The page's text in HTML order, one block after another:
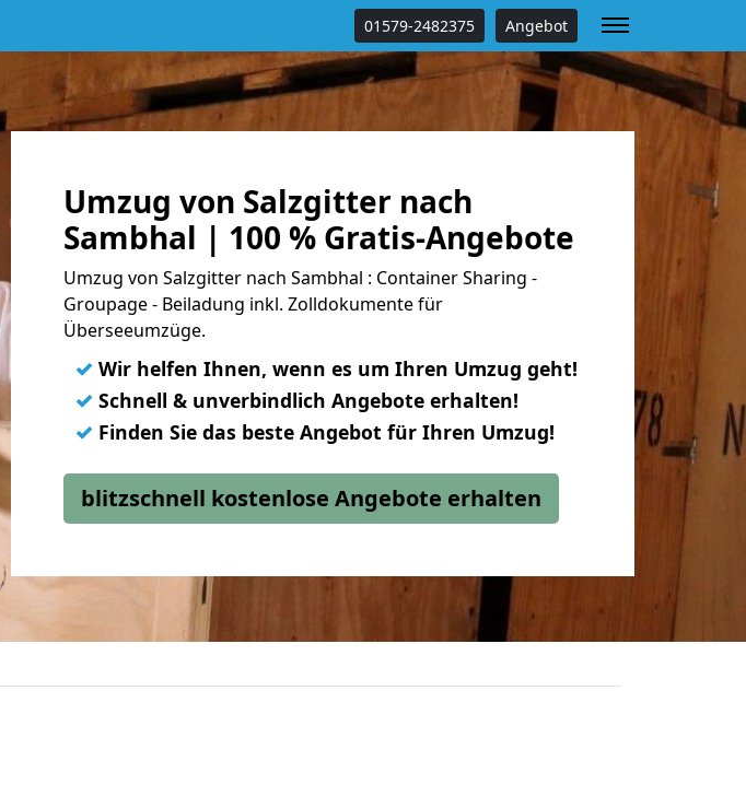
01579-2482375 Angebot
Umzug von Salzgitter nach
Sambhal | 100 % Gratis-Angebote
Umzug von Salzgitter nach Sambhal : Container Sharing -
Groupage - Beiladung inkl. Zolldokumente für
Überseeumzüge.
✓ Wir helfen Ihnen, wenn es um Ihren Umzug geht!
✓ Schnell & unverbindlich Angebote erhalten!
✓ Finden Sie das beste Angebot für Ihren Umzug!
blitzschnell kostenlose Angebote erhalten